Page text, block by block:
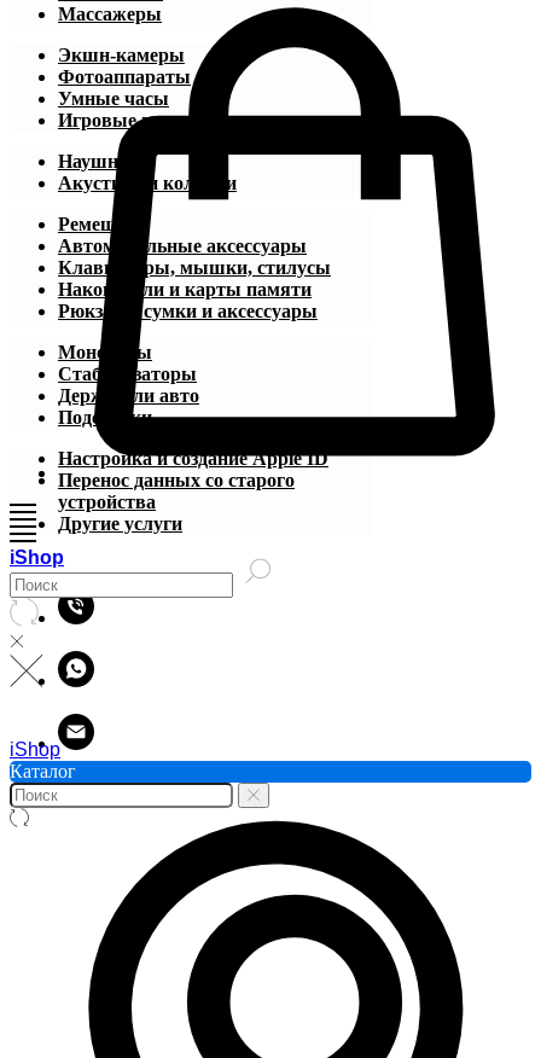
iShop
Массажеры
Экшн-камеры
Фотоаппараты
Умные часы
Игровые приставки
Наушники
Акустика и колонки
Ремешки
Автомобильные аксессуары
Клавиатуры, мышки, стилусы
Накопители и карты памяти
Рюкзаки, сумки и аксессуары
Моноподы
Стабилизаторы
Держатели авто
Подставки
Настройка и создание Apple ID
Перенос данных со старого
устройства
Другие услуги
iShop
Каталог